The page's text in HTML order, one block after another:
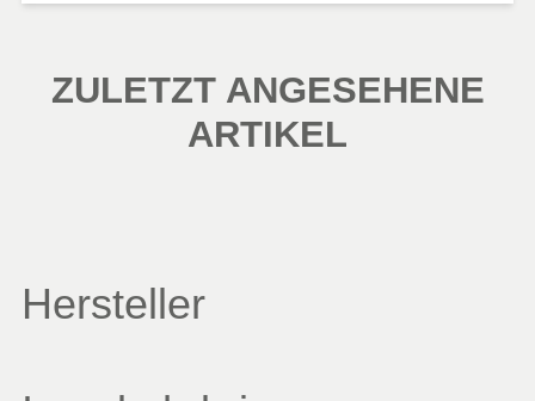
ZULETZT ANGESEHENE
ARTIKEL
Hersteller